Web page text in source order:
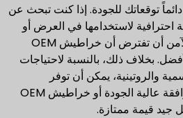
توقعاتك للجودة. إذا كنت تبحث عن
لاستخدامها في العرض أو
التسويق، فمن الآمن أن تفترض أن خراطيش OEM
بخلاف ذلك، بالنسبة لاحتياجات
والروتينية، يمكن أن توفر
الخراطيش المتوافقة عالية الجودة أو خراطيش OEM
قيمة ممتازة.